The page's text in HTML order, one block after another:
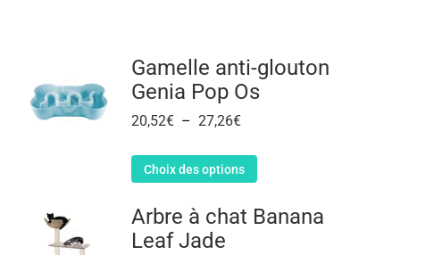
Gamelle anti-glouton
Genia Pop Os
20,52€ – 27,26€
Choix des options
Arbre à chat Banana
Leaf Jade